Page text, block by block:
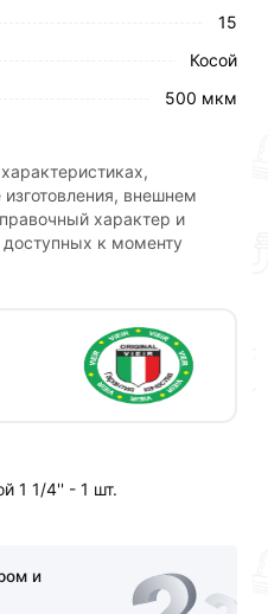
или нажмите на
указанным на сайте.
товар Косой фильтр 1,1/4
и области.
обработают
оформлением
ознакомиться с
и отзывами.
качества. Возврат
30 дней (наличие чека
15
Косой
500 мкм
внешнем
характер и
к моменту
1 1/4'' - 1 шт.
и